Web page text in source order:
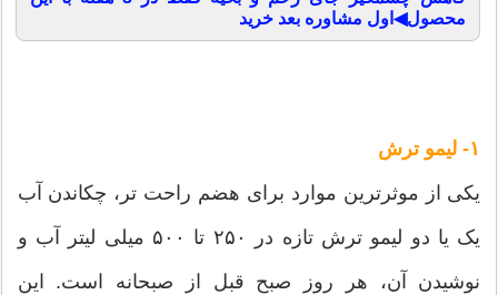
محصول◀اول مشاوره بعد خرید
۱- لیمو
ترش
یکی از موثرترین موارد برای هضم راحت تر، چکاندن آب
یک یا دو لیمو ترش تازه در ۲۵۰ تا ۵۰۰ میلی لیتر آب و
نوشیدن آن، هر روز صبح قبل از صبحانه است. این